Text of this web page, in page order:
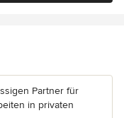
Partner für
in privaten